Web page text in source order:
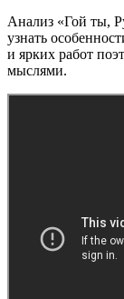
Анализ «Гой ты,
узнать
и ярких работ
мыслями.